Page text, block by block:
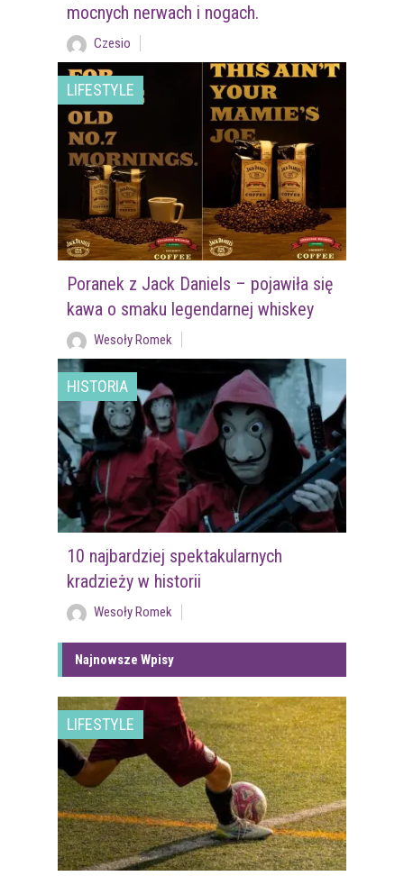
mocnych nerwach i nogach.
Czesio
LIFESTYLE
Poranek z Jack Daniels – pojawiła się
kawa o smaku legendarnej whiskey
Wesoły Romek
HISTORIA
10 najbardziej spektakularnych
kradzieży w historii
Wesoły Romek
Najnowsze Wpisy
LIFESTYLE